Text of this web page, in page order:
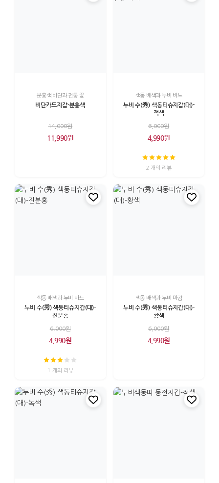
분홍색 비단과 전통 꽃
비단카드지갑-분홍색
14,000원
11,990원
색동 배색과 누비 바느
누비 수(秀) 색동티슈지갑(대)-
적색
6,000원
4,990원
2 개의 리뷰
색동 배색과 누비 바느
누비 수(秀) 색동티슈지갑(대)-
진분홍
6,000원
4,990원
1 개의 리뷰
색동 배색과 누비 마감
누비 수(秀) 색동티슈지갑(대)-
황색
6,000원
4,990원